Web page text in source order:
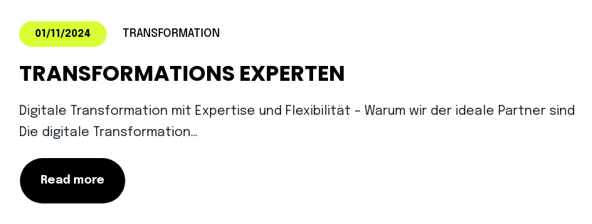
01/11/2024 TRANSFORMATION
TRANSFORMATIONS EXPERTEN
Digitale Transformation mit Expertise und Flexibilität – Warum wir der ideale Partner sind
Die digitale Transformation…
Read more